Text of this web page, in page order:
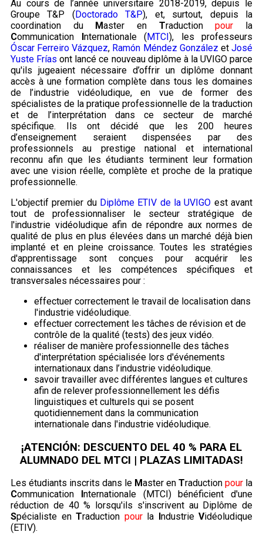
Au cours de l’année universitaire 2018-2019, depuis le
Groupe T&P (Doctorado T&P), et, surtout, depuis la
coordination du Master en Traductionpour la
Communication Internationale (MTCI), les professeurs
Óscar Ferreiro Vázquez, Ramón Méndez González etJosé
Yuste Frías ont lancé ce nouveau diplôme à la UVIGO parce
qu'ils jugeaient nécessaire d’offrir un diplôme donnant
accès à une formation complète dans tous les domaines
de l’industrie vidéoludique, en vue de former des
spécialistes de la pratique professionnelle de la traduction
et de l’interprétation dans ce secteur de marché
spécifique. Ils ont décidé que les 200 heures
d’enseignement seraient dispensées par des
professionnels au prestige national et international
reconnu afin que les étudiants terminent leur formation
avec une vision réelle, complète et proche de la pratique
professionnelle.
L'objectif premier du Diplôme ETIV de la UVIGO est avant
tout de professionnaliser le secteur stratégique de
l'industrie vidéoludique afin de répondre aux normes de
qualité de plus en plus élevées dans un marché déjà bien
implanté et en pleine croissance. Toutes les stratégies
d'apprentissage sont conçues pour acquérir les
connaissances et les compétences spécifiques et
transversales nécessaires pour :
effectuer correctement le travail de localisation dans
l'industrie vidéoludique.
effectuer correctement les tâches de révision et de
contrôle de la qualité (tests) des jeux vidéo.
réaliser de manière professionnelle des tâches
d'interprétation spécialisée lors d'événements
internationaux dans l’industrie vidéoludique.
savoir travailler avec différentes langues et cultures
afin de relever professionnellement les défis
linguistiques et culturels qui se posent
quotidiennement dans la communication
internationale dans l'industrie vidéoludique.
¡ATENCIÓN: DESCUENTO DEL 40 % PARA EL
ALUMNADO DEL MTCI | PLAZAS LIMITADAS!
Les étudiants inscrits dans le Master en Traduction pour la
Communication
nternationale (MTCI) bénéficient d'une
réduction de 40 % lorsqu'ils s'inscrivent au Diplôme de
Spécialiste en Traduction pourla ndustrie Vidéoludique
(ETIV).